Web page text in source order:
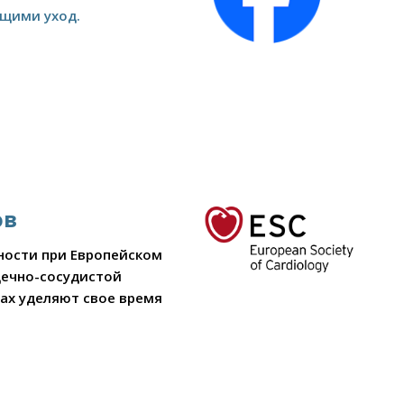
уход.
при Европейском
сосудистой
уделяют свое время